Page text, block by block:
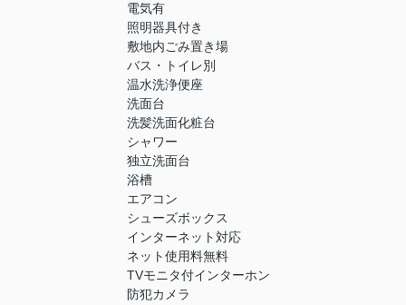
電気有
照明器具付き
敷地内ごみ置き場
バス・トイレ別
温水洗浄便座
洗面台
洗髪洗面化粧台
シャワー
独立洗面台
浴槽
エアコン
シューズボックス
インターネット対応
ネット使用料無料
TVモニタ付インターホン
防犯カメラ